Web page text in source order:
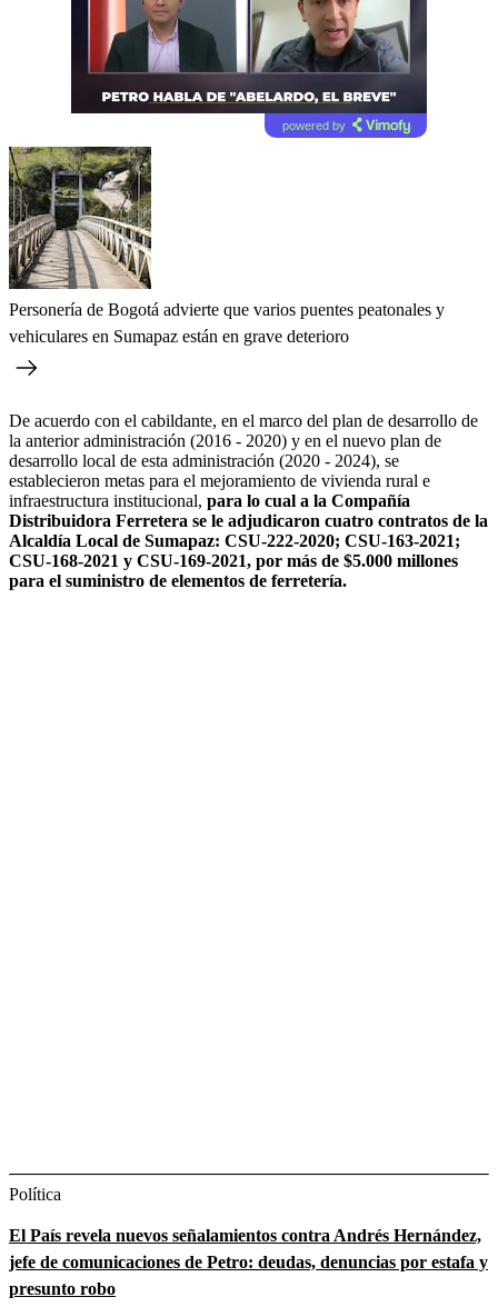
powered by
Personería de Bogotá advierte que varios puentes peatonales y
vehiculares en Sumapaz están en grave deterioro
De acuerdo con el cabildante, en el marco del plan de desarrollo de
la anterior administración (2016 - 2020) y en el nuevo plan de
desarrollo local de esta administración (2020 - 2024), se
establecieron metas para el mejoramiento de vivienda rural e
infraestructura institucional, para lo cual a la Compañía
Distribuidora Ferretera se le adjudicaron cuatro contratos de la
Alcaldía Local de Sumapaz: CSU-222-2020; CSU-163-2021;
CSU-168-2021 y CSU-169-2021, por más de $5.000 millones
para el suministro de elementos de ferretería.
Política
El País revela nuevos señalamientos contra Andrés Hernández,
jefe de comunicaciones de Petro: deudas, denuncias por estafa y
presunto robo